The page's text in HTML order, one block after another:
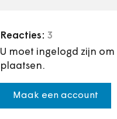
Reacties: 3
U moet ingelogd zijn
plaatsen.
Maak een account